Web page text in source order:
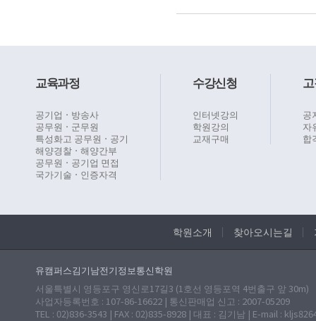
교육과정
공기업ㆍ방송사
공무원ㆍ군무원
특성화고 공무원ㆍ공기
해양경찰ㆍ해양간부
공무원ㆍ공기업 면접
국가기술ㆍ인증자격
수강신청
인터넷강의
학원강의
교재구매
공
자
합
학원소개 찾아오시는길
유캠퍼스김기남전기정보통신학원
서울특별시 영등포구 영신로17길3 (1호선 영등포역 4번출구 앞 30m)
사업자등록번호 : 107-86-16622 | 통신판매업 신고 : 2007-05209
TEL : 02)836-3543 | FAX : 02)835-8928 | 대표 : 김기남 | E-mail :